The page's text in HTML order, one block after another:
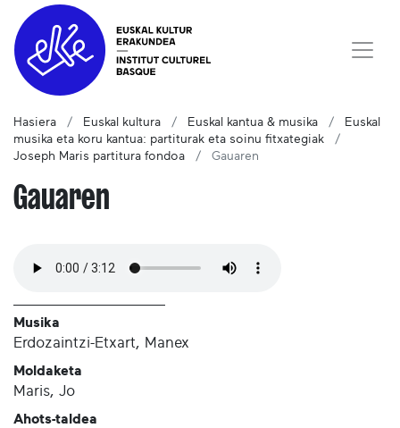
Hasiera Euskal kultura Euskal kantua & musika
Euskal
musika eta koru kantua: partiturak eta soinu fitxategiak
Joseph Maris partitura fondoa
Gauaren
Gauaren
Musika
Erdozaintzi-Etxart, Manex
Moldaketa
Maris, Jo
Ahots-taldea